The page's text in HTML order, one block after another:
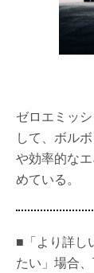
ゼロエミッ
して、ボル
や効率的な
めている。
■「より詳し
たい」場合